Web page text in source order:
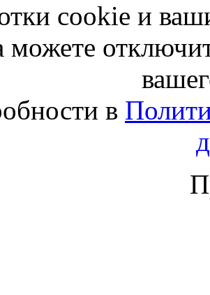
cookie и
можете
в